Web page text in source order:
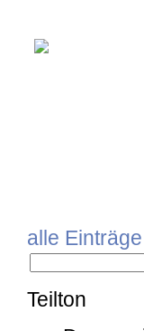
alle Einträge
Teilton